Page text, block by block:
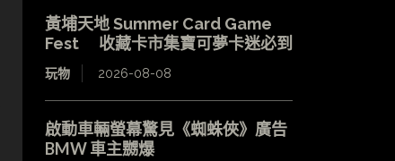
黃埔天地 Summer Card Game
Fest 收藏卡市集寶可夢卡迷必到
玩物 2026-08-08
啟動車輛螢幕驚見《蜘蛛俠》廣告
BMW 車主嬲爆